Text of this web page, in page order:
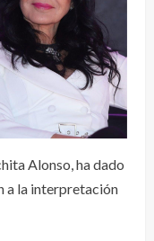
Alonso, ha dado
a la interpretación